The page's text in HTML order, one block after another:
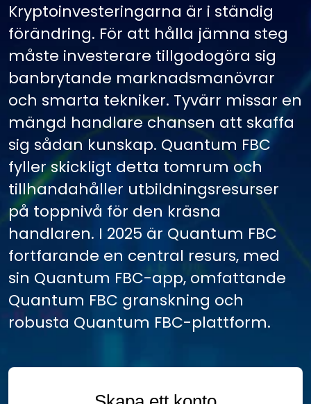
Kryptoinvesteringarna är i ständig
förändring. För att hålla jämna steg
måste investerare tillgodogöra sig
banbrytande marknadsmanövrar
och smarta tekniker. Tyvärr missar en
mängd handlare chansen att skaffa
sig sådan kunskap. Quantum FBC
fyller skickligt detta tomrum och
tillhandahåller utbildningsresurser
på toppnivå för den kräsna
handlaren. I 2025 är Quantum FBC
fortfarande en central resurs, med
sin Quantum FBC-app, omfattande
Quantum FBC granskning och
robusta Quantum FBC-plattform.